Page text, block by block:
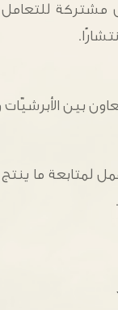
للتعامل
بين
لمتابعة ما